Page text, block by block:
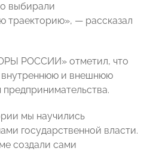
выбирали
траекторию», — рассказал
РОССИИ» отметил, что
внутреннюю и внешнюю
мы научились
государственной власти.
создали сами